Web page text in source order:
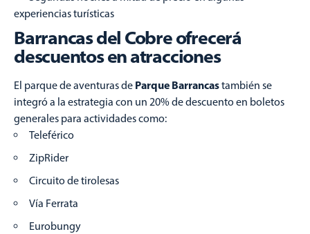
experiencias turísticas
Barrancas del Cobre ofrecerá
descuentos en atracciones
El parque de aventuras de Parque Barrancastambién se
integró a la estrategia con un 20% de descuento en boletos
generales para actividades como:
Teleférico
ZipRider
Circuito de tirolesas
Vía Ferrata
Eurobungy